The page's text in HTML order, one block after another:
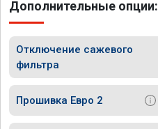
Дополнительные опции:
Отключение сажевого
фильтра
Прошивка Евро 2